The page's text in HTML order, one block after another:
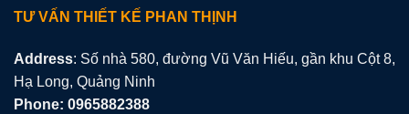
TƯ VẤN THIẾT KẾ PHAN THỊNH
Address: Số nhà 580, đường Vũ Văn Hiếu, gần khu Cột 8,
Hạ Long, Quảng Ninh
Phone: 0965882388